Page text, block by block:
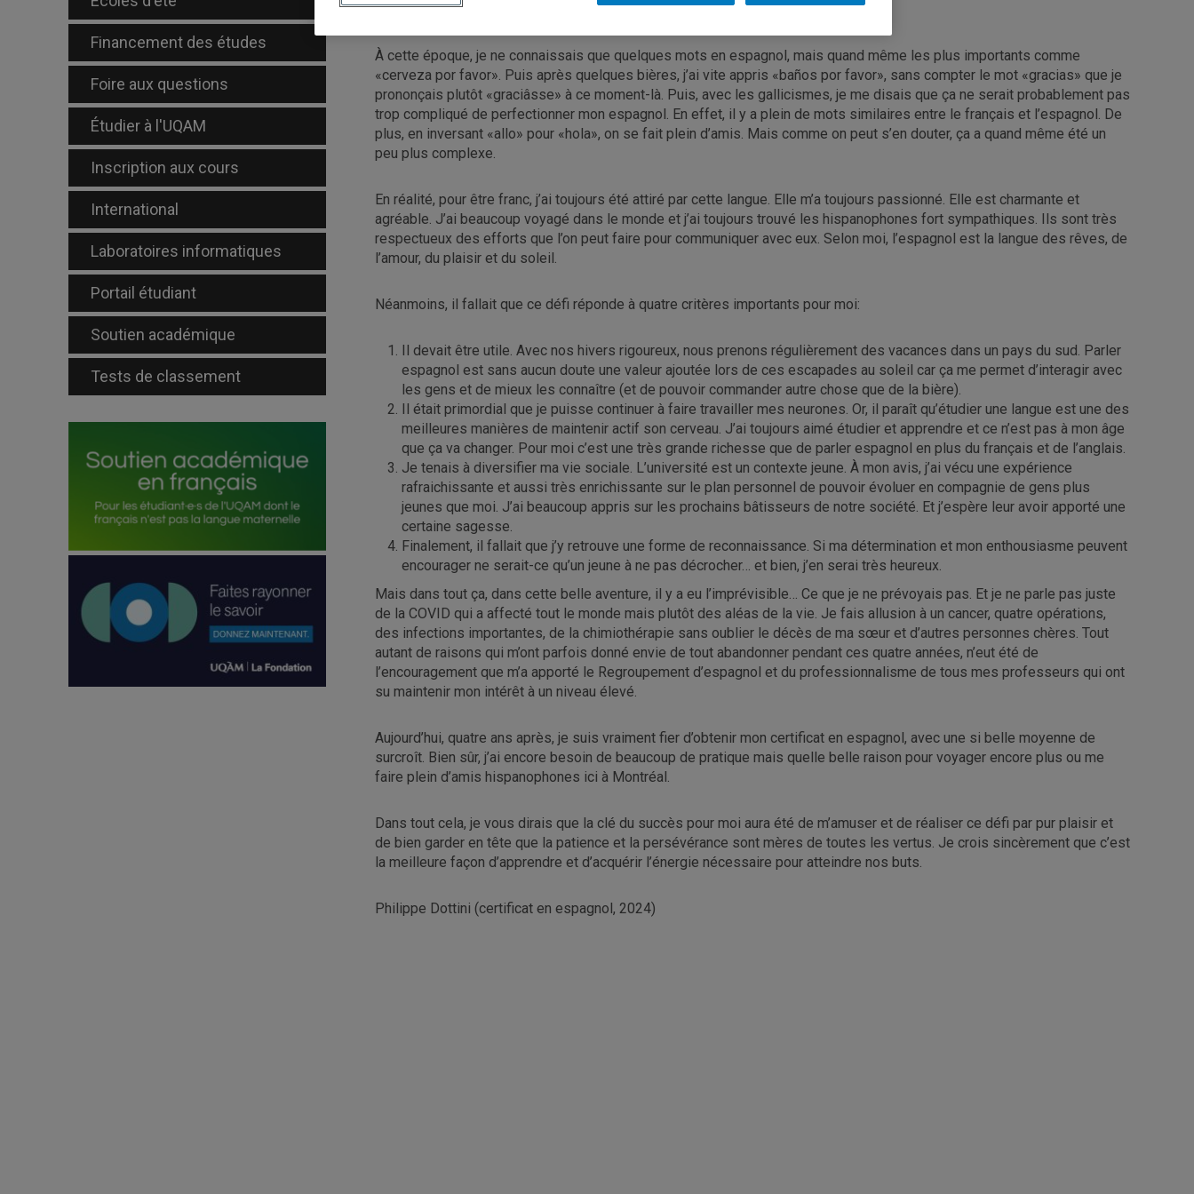
Financement des études
Foire aux questions
Étudier à l'UQAM
Inscription aux cours
International
Laboratoires informatiques
Portail étudiant
Soutien académique
Tests de classement
après, je m’inscrivais au certificat en espagnol à l’UQAM.
À cette époque, je ne connaissais que quelques mots en espagnol, mais quand même les plus importants comme
«cerveza por favor». Puis après quelques bières, j’ai vite appris «baños por favor», sans compter le mot «gracias» que je
prononçais plutôt «graciâsse» à ce moment-là. Puis, avec les gallicismes, je me disais que ça ne serait probablement pas
trop compliqué de perfectionner mon espagnol. En effet, il y a plein de mots similaires entre le français et l’espagnol. De
plus, en inversant «allo» pour «hola», on se fait plein d’amis. Mais comme on peut s’en douter, ça a quand même été un
peu plus complexe.
En réalité, pour être franc, j’ai toujours été attiré par cette langue. Elle m’a toujours passionné. Elle est charmante et
agréable. J’ai beaucoup voyagé dans le monde et j’ai toujours trouvé les hispanophones fort sympathiques. Ils sont très
respectueux des efforts que l’on peut faire pour communiquer avec eux. Selon moi, l’espagnol est la langue des rêves, de
l’amour, du plaisir et du soleil.
Néanmoins, il fallait que ce défi réponde à quatre critères importants pour moi:
Il devait être utile. Avec nos hivers rigoureux, nous prenons régulièrement des vacances dans un pays du sud. Parler
espagnol est sans aucun doute une valeur ajoutée lors de ces escapades au soleil car ça me permet d’interagir avec
les gens et de mieux les connaître (et de pouvoir commander autre chose que de la bière).
Il était primordial que je puisse continuer à faire travailler mes neurones. Or, il paraît qu’étudier une langue est une des
meilleures manières de maintenir actif son cerveau. J’ai toujours aimé étudier et apprendre et ce n’est pas à mon âge
que ça va changer. Pour moi c’est une très grande richesse que de parler espagnol en plus du français et de l’anglais.
Je tenais à diversifier ma vie sociale. L’université est un contexte jeune. À mon avis, j’ai vécu une expérience
rafraichissante et aussi très enrichissante sur le plan personnel de pouvoir évoluer en compagnie de gens plus
jeunes que moi. J’ai beaucoup appris sur les prochains bâtisseurs de notre société. Et j’espère leur avoir apporté une
certaine sagesse.
Finalement, il fallait que j’y retrouve une forme de reconnaissance. Si ma détermination et mon enthousiasme peuvent
encourager ne serait-ce qu’un jeune à ne pas décrocher… et bien, j’en serai très heureux.
Mais dans tout ça, dans cette belle aventure, il y a eu l’imprévisible… Ce que je ne prévoyais pas. Et je ne parle pas juste
de la COVID qui a affecté tout le monde mais plutôt des aléas de la vie. Je fais allusion à un cancer, quatre opérations,
des infections importantes, de la chimiothérapie sans oublier le décès de ma sœur et d’autres personnes chères. Tout
autant de raisons qui m’ont parfois donné envie de tout abandonner pendant ces quatre années, n’eut été de
l’encouragement que m’a apporté le Regroupement d’espagnol et du professionnalisme de tous mes professeurs qui ont
su maintenir mon intérêt à un niveau élevé.
Aujourd’hui, quatre ans après, je suis vraiment fier d’obtenir mon certificat en espagnol, avec une si belle moyenne de
surcroît. Bien sûr, j’ai encore besoin de beaucoup de pratique mais quelle belle raison pour voyager encore plus ou me
faire plein d’amis hispanophones ici à Montréal.
Dans tout cela, je vous dirais que la clé du succès pour moi aura été de m’amuser et de réaliser ce défi par pur plaisir et
de bien garder en tête que la patience et la persévérance sont mères de toutes les vertus. Je crois sincèrement que c’est
la meilleure façon d’apprendre et d’acquérir l’énergie nécessaire pour atteindre nos buts.
Philippe Dottini (certificat en espagnol, 2024)